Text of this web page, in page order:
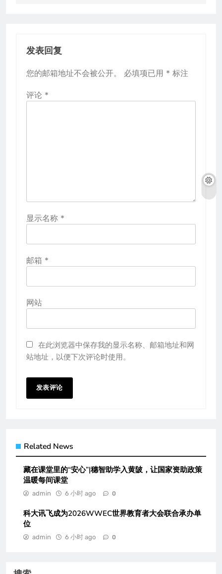
发表回复
您的邮箱地址不会被公开。 必填项已用 * 标注
评论 *
显示名称 *
邮箱 *
网站
在此浏览器中保存我的显示名称、邮箱地址和网
站地址，以便下次评论时使用。
Related News
藏在课堂里的“安心”|穗智助学入黄陂，让国家资助政策
温暖每间课堂
admin 6 小时 ago 0
科大讯飞成为2026WWEC世界教育者大会联合承办单
位
admin 6 小时 ago 0